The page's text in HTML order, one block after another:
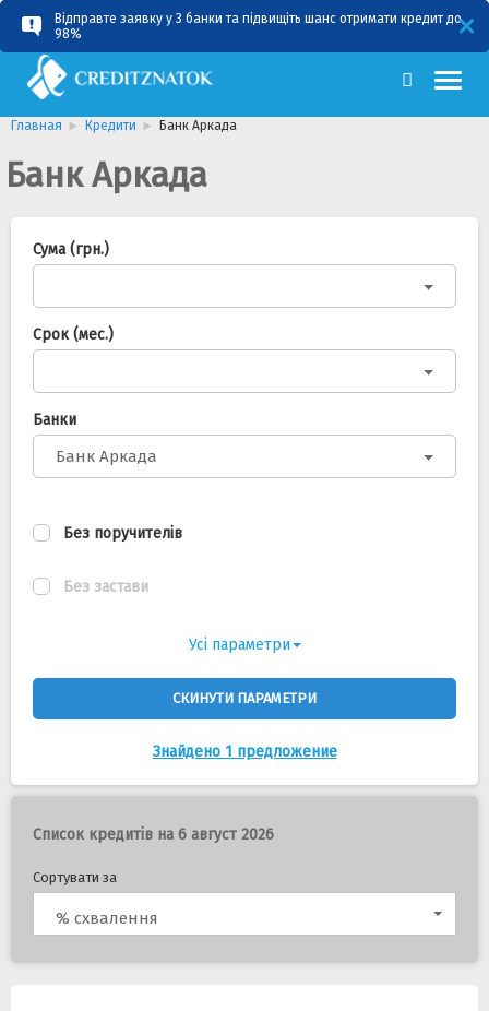
Відправте заявку у 3 банки та підвищіть шанс отримати кредит до
98%
RU UA
Главная Кредити Банк Аркада
Банк Аркада
Сума (грн.)
Срок (мес.)
Банки
Банк Аркада
Без поручителів
Без застави
Усі параметри
СКИНУТИ ПАРАМЕТРИ
Знайдено 1 предложение
Список кредитів на 6 август 2026
Сортувати за
% схвалення